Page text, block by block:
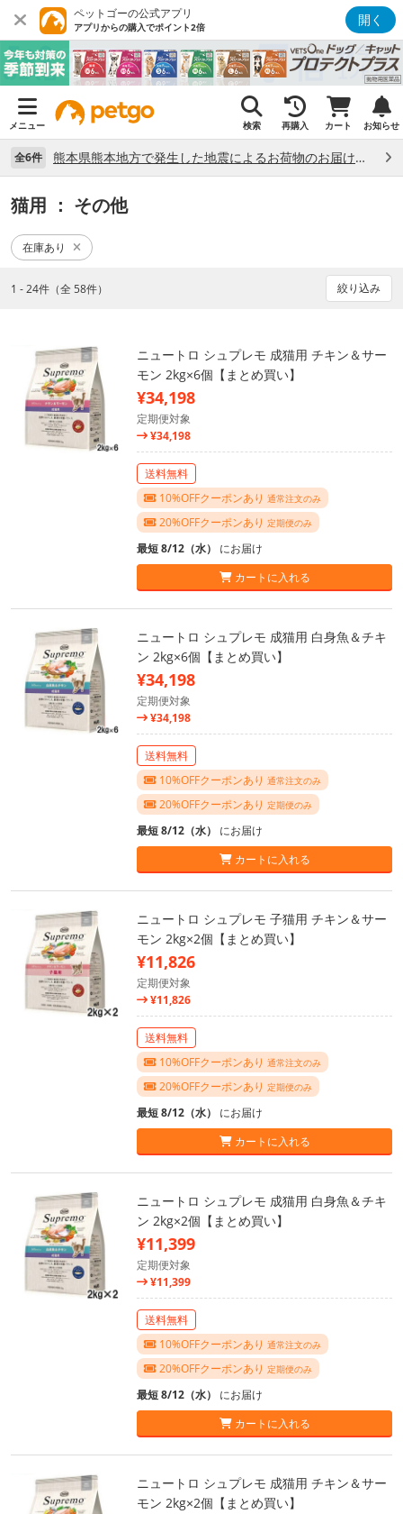
ペットゴーの公式アプリ
アプリからの購入でポイント2倍 開く
メニュー 検索 再購入 カート お知らせ
全6件 熊本県熊本地方で発生した地震によるお荷物のお届け状況について （7/28）
猫用 ： その他
在庫あり
1 - 24件（全 58件） 絞り込み
ニュートロ シュプレモ 成猫用 チキン＆サー
モン 2kg×6個【まとめ買い】
¥34,198
定期便対象
¥34,198
送料無料
10%OFFクーポンあり 通常注文のみ
20%OFFクーポンあり 定期便のみ
最短 8/12（水） にお届け
カートに入れる
ニュートロ シュプレモ 成猫用 白身魚＆チキ
ン 2kg×6個【まとめ買い】
¥34,198
定期便対象
¥34,198
送料無料
10%OFFクーポンあり 通常注文のみ
20%OFFクーポンあり 定期便のみ
最短 8/12（水） にお届け
カートに入れる
ニュートロ シュプレモ 子猫用 チキン＆サー
モン 2kg×2個【まとめ買い】
¥11,826
定期便対象
¥11,826
送料無料
10%OFFクーポンあり 通常注文のみ
20%OFFクーポンあり 定期便のみ
最短 8/12（水） にお届け
カートに入れる
ニュートロ シュプレモ 成猫用 白身魚＆チキ
ン 2kg×2個【まとめ買い】
¥11,399
定期便対象
¥11,399
送料無料
10%OFFクーポンあり 通常注文のみ
20%OFFクーポンあり 定期便のみ
最短 8/12（水） にお届け
カートに入れる
ニュートロ シュプレモ 成猫用 チキン＆サー
モン 2kg×2個【まとめ買い】